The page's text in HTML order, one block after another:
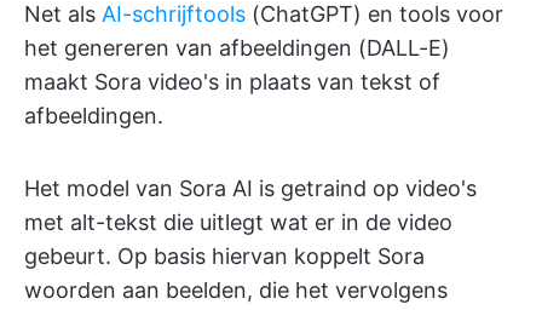
Net als AI-schrijftools (ChatGPT) en tools voor
het genereren van afbeeldingen (DALL-E)
maakt Sora video's in plaats van tekst of
afbeeldingen.
Het model van Sora AI is getraind op video's
met alt-tekst die uitlegt wat er in de video
gebeurt. Op basis hiervan koppelt Sora
woorden aan beelden, die het vervolgens